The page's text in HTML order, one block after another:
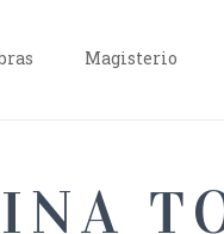
Magisterio